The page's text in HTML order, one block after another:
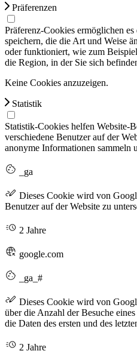
Präferenzen
Präferenz-Cookies ermöglichen
speichern, die die Art und Weise
oder funktioniert, wie zum
die Region, in der Sie sich
Keine Cookies anzuzeigen.
Statistik
Statistik-Cookies helfen Website-
verschiedene Benutzer auf der
anonyme Informationen sammeln
_ga
Dieses Cookie wird von
Benutzer auf der Website zu
2 Jahre
google.com
_ga_#
Dieses Cookie wird von
über die Anzahl der Besuche
die Daten des ersten und des
2 Jahre